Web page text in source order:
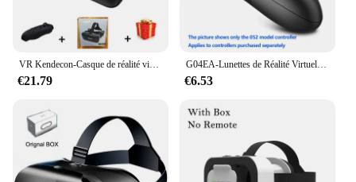
VR Kendecon-Casque de réalité virtuelle 10.0, lunettes 3D pour smartphone, lunettes de téléphone intelligent, casque Viar, jumelles de jeu vidéo
€21.79
G04EA-Lunettes de Réalité Virtuelle 3D Kendecon 6.0, Casque Stéréo avec Télécommande pour IOS et Android
€6.53